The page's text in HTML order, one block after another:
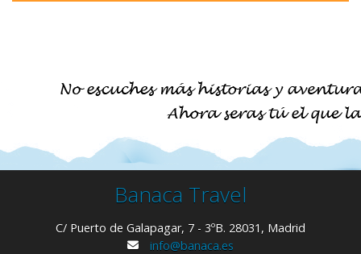
Banaca Travel
C/ Puerto de Galapagar, 7 - 3ºB. 28031, Madrid
info@banaca.es